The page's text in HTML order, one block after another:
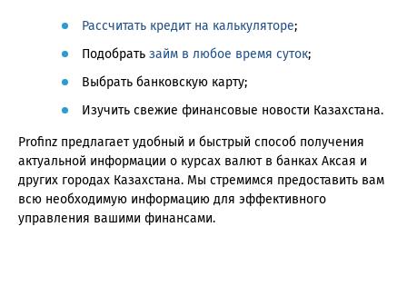
Рассчитать кредит на калькуляторе;
Подобрать займ в любое время суток;
Выбрать банковскую карту;
Изучить свежие финансовые новости Казахстана.
Profinz предлагает удобный и быстрый способ получения
актуальной информации о курсах валют в банках Аксая и
других городах Казахстана. Мы стремимся предоставить вам
всю необходимую информацию для эффективного
управления вашими финансами.